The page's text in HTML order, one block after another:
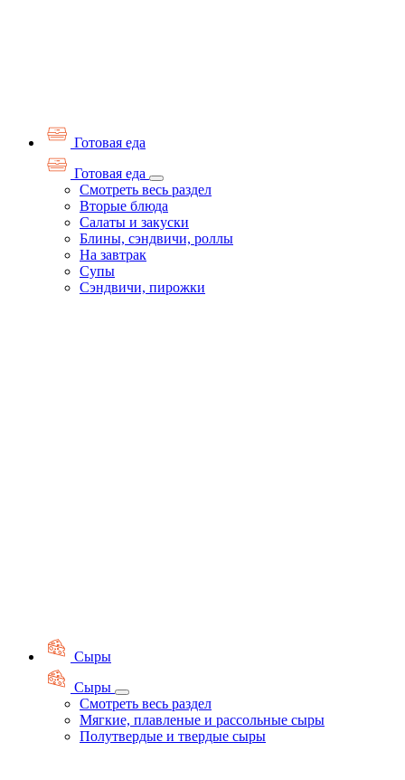
Готовая еда
Готовая еда
Смотреть весь раздел
Вторые блюда
Салаты и закуски
Блины, сэндвичи, роллы
На завтрак
Супы
Сэндвичи, пирожки
Сыры
Сыры
Смотреть весь раздел
Мягкие, плавленые и рассольные сыры
Полутвердые и твердые сыры